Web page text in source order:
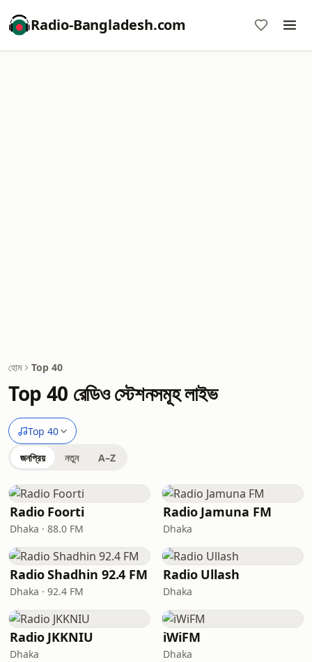
Radio-Bangladesh.com
হোম Top 40
Top 40 রেডিও স্টেশনসমূহ লাইভ
Top 40
জনপ্রিয় নতুন A–Z
Radio Foorti
Dhaka · 88.0 FM
Radio Jamuna FM
Dhaka
Radio Shadhin 92.4 FM
Dhaka · 92.4 FM
Radio Ullash
Dhaka
Radio JKKNIU
Dhaka
iWiFM
Dhaka